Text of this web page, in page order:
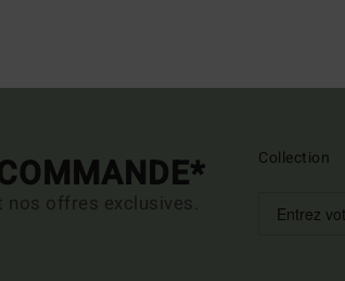
nos offres exclusives.
Collection